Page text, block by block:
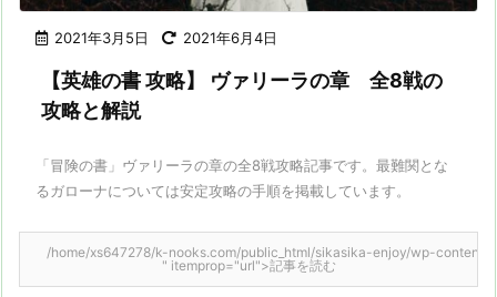
2021年3月5日 2021年6月4日
【英雄の書 攻略】 ヴァリーラの章 全8戦の
攻略と解説
「冒険の書」ヴァリーラの章の全8戦攻略記事です。最難関とな
るガローナについては安定攻略の手順を掲載しています。
/home/xs647278/k-nooks.com/public_html/sikasika-enjoy/wp-
" itemprop="url">記事を読む